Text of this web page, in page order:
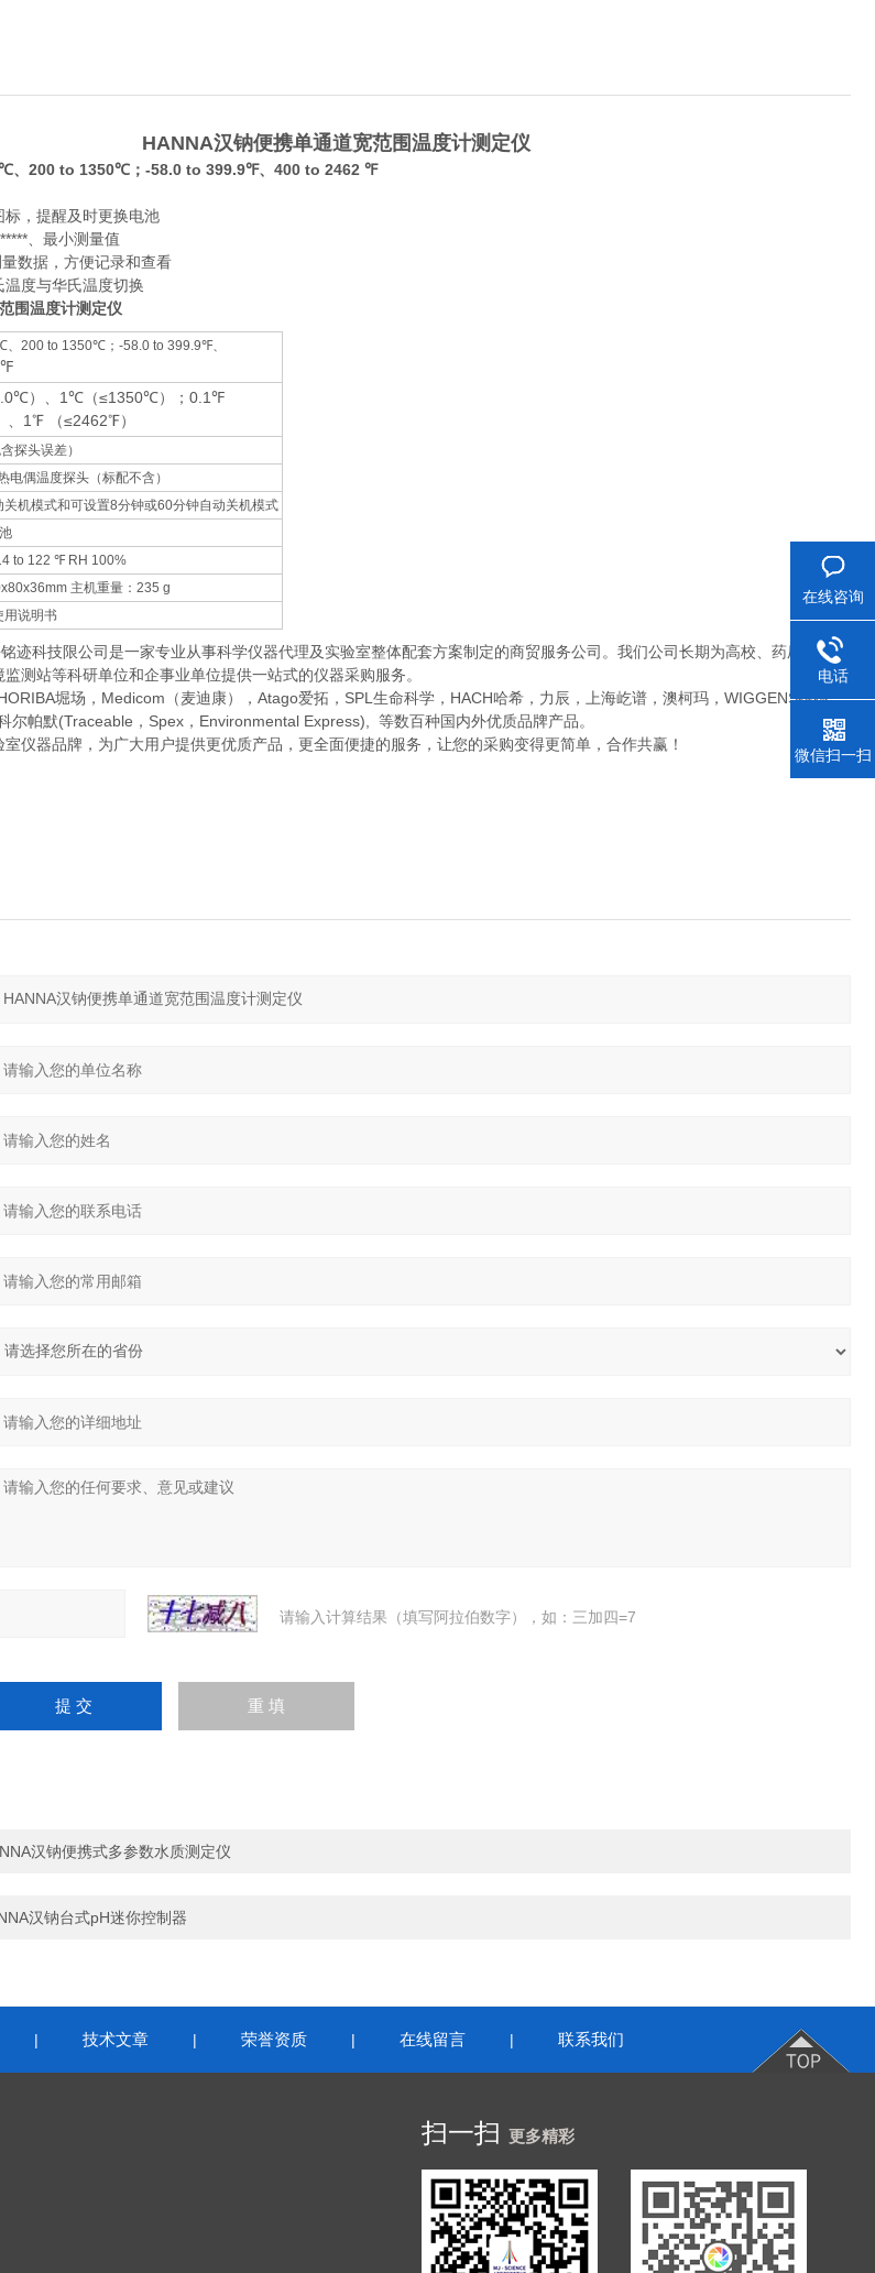
HANNA汉钠便携单通道宽范围温度计测定仪
、200 to 1350℃；-58.0 to 399.9℉、400 to 2462 ℉
，提醒及时更换电池
、最小测量值
数据，方便记录和查看
度与华氏温度切换
围温度计测定仪
200 to 1350℃；-58.0 to 399.9℉、
℉
）、1℃（≤1350℃）；0.1℉
、1℉ （≤2462℉）
探头误差）
电偶温度探头（标配不含）
关机模式和可设置8分钟或60分钟自动关机模式
to 122 ℉ RH 100%
主机重量：235 g
用说明书
迹科技限公司是一家专业从事科学仪器代理及实验室整体配套方案制定的商贸服务公司。我们公司长期为高校、药厂、药检
测站等科研单位和企事业单位提供一站式的仪器采购服务。
堀场，Medicom（麦迪康），Atago爱拓，SPL生命科学，HACH哈希，力辰，上海屹谱，澳柯玛，WIGGENS维根
尔帕默(Traceable，Spex，Environmental Express), 等数百种国内外优质品牌产品。
仪器品牌，为广大用户提供更优质产品，更全面便捷的服务，让您的采购变得更简单，合作共赢！
请输入计算结果（填写阿拉伯数字），如：三加四=7
汉钠便携式多参数水质测定仪
汉钠台式pH迷你控制器
| 技术文章 | 荣誉资质 | 在线留言 | 联系我们
扫一扫 更多精彩
在线咨询
电话
微信扫一扫